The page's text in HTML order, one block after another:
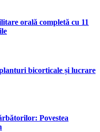
orală completă cu 11
bicorticale și lucrare
Povestea